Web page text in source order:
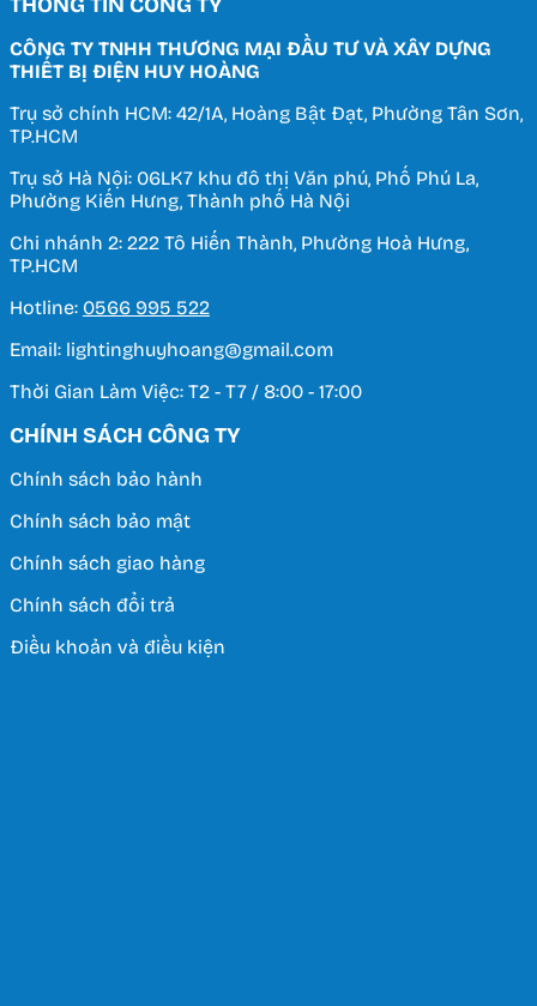
CÔNG TY TNHH THƯƠNG MẠI ĐẦU TƯ VÀ XÂY DỰNG
THIẾT BỊ ĐIỆN HUY HOÀNG
Trụ sở chính HCM: 42/1A, Hoàng Bật Đạt, Phường Tân Sơn,
TP.HCM
Trụ sở Hà Nội: 06LK7 khu đô thị Văn phú, Phố Phú La,
Phường Kiến Hưng, Thành phố Hà Nội
Chi nhánh 2: 222 Tô Hiến Thành, Phường Hoà Hưng,
TP.HCM
Hotline: 0566 995 522
Email: lightinghuyhoang@gmail.com
Thời Gian Làm Việc: T2 - T7 / 8:00 - 17:00
CHÍNH SÁCH CÔNG TY
Chính sách bảo hành
Chính sách bảo mật
Chính sách giao hàng
Chính sách đổi trả
Điều khoản và điều kiện